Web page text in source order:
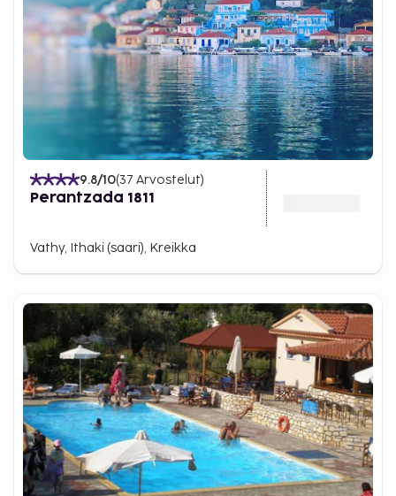
9.8/10(37 Arvostelut)
Perantzada 1811
Vathy, Ithaki (saari), Kreikka